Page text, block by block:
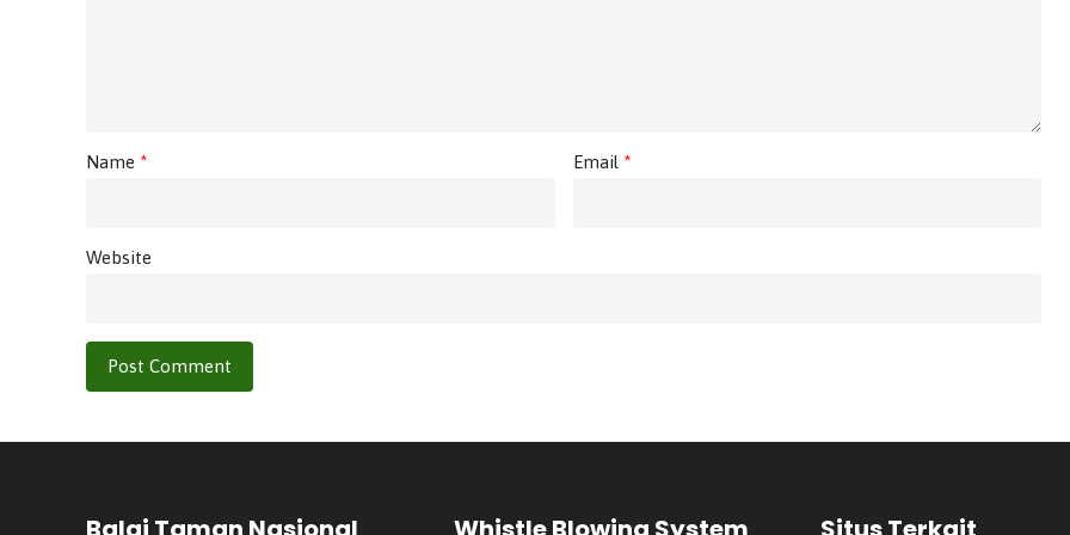
Name * Email *
Website